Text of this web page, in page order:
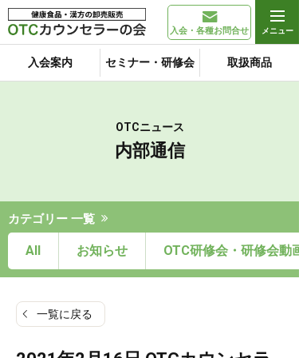
入会・各種お問合せ
入会案内 セミナー・研修会 取扱商品
OTCニュース
内部通信
カテゴリー 一覧
All お知らせ OTC研修会・研修会動画
一覧に戻る